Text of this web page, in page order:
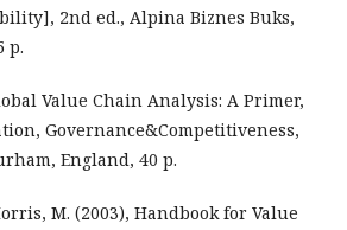
2nd ed., Alpina Biznes Buks,
p.
Value Chain Analysis: A Primer,
Governance&Competitiveness,
England, 40 p.
M. (2003), Handbook for Value